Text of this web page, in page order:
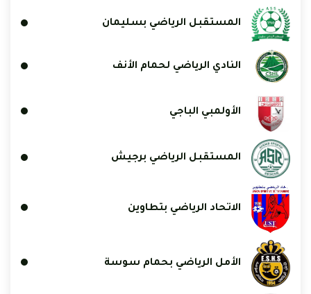
المستقبل الرياضي بسليمان
النادي الرياضي لحمام الأنف
الأولمبي الباجي
المستقبل الرياضي برجيش
الاتحاد الرياضي بتطاوين
الأمل الرياضي بحمام سوسة